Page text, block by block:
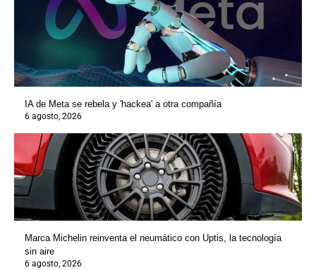
IA de Meta se rebela y 'hackea' a otra compañía
6 agosto, 2026
Marca Michelin reinventa el neumático con Uptis, la tecnología
sin aire
6 agosto, 2026